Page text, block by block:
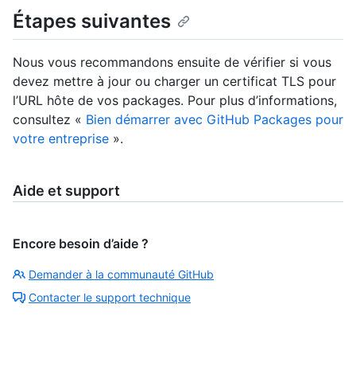
Étapes suivantes
Nous vous recommandons ensuite de vérifier si vous
devez mettre à jour ou charger un certificat TLS pour
l’URL hôte de vos packages. Pour plus d’informations,
consultez « Bien démarrer avec GitHub Packages pour
votre entreprise ».
Aide et support
Encore besoin d’aide ?
Demander à la communauté GitHub
Contacter le support technique